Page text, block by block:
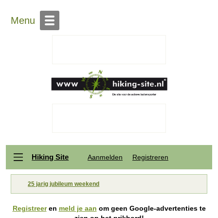
Menu
Hiking Site Aanmelden Registreren
25 jarig jubileum weekend
Registreeren meld je aan om geen Google-advertenties te